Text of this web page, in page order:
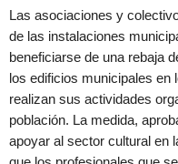
Las asociaciones y
de las instalaciones
beneficiarse de una rebaja
los edificios municipales
realizan sus actividades
población. La medida,
apoyar al sector cultural en